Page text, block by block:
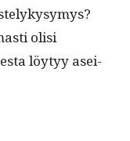
olisi
löy­tyy asei­